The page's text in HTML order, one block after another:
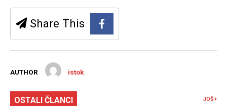
Share This
AUTHOR istok
OSTALI ČLANCI JOŠ